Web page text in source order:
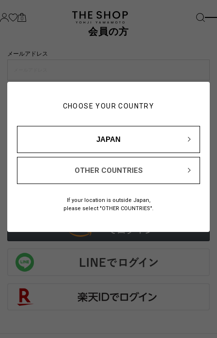
CHOOSE YOUR COUNTRY
JAPAN
OTHER COUNTRIES
If your location is outside Japan,
please select "OTHER COUNTRIES".
0
会員の方
メールアドレス
こちら
または